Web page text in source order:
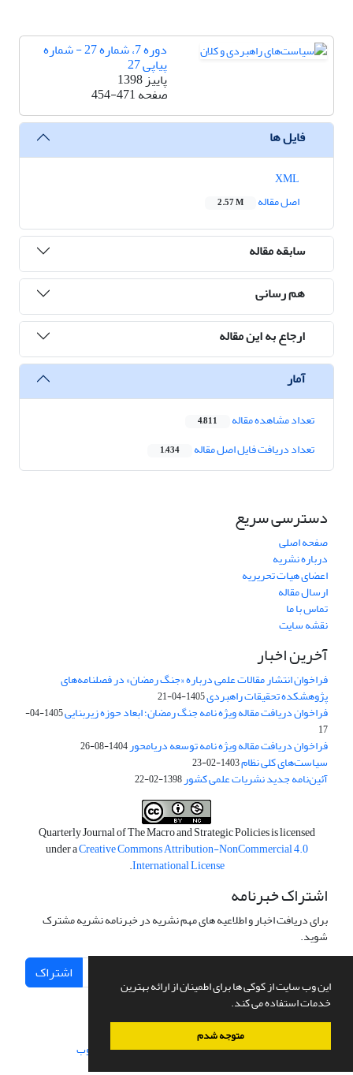
این وب سایت از کوکی ها برای اطمینان از ارائه بهترین
خدمات استفاده می کند.
متوجه شدم
دوره 7، شماره 27 - شماره
پیاپی 27
پاییز 1398
صفحه454-471
فایل ها
اصل مقاله
2.57 M
سابقه مقاله
هم رسانی
ارجاع به این مقاله
آمار
تعداد مشاهده مقاله 4,811
تعداد دریافت فایل اصل مقاله 1,434
دسترسی سریع
صفحه اصلی
درباره نشریه
اعضای هیات تحریریه
ارسال مقاله
تماس با ما
نقشه سایت
آخرین اخبار
فراخوان انتشار مقالات علمی درباره «جنگ رمضان» در فصلنامه‌های
پژوهشکده تحقیقات راهبردی1405-04-21
فراخوان دریافت مقاله ویژه نامه جنگ رمضان؛ ابعاد حوزه زیربنایی
1405-04-
17
فراخوان دریافت مقاله ویژه نامه توسعه دریامحور1404-08-26
سیاست‌های کلی نظام1403-02-23
آئین‌نامه جدید نشریات علمی کشور1398-02-22
Quarterly Journal of The Macro and Strategic Policies is licensed
under aCreative Commons Attribution-NonCommercial 4.0
International License
.
اشتراک خبرنامه
برای دریافت اخبار و اطلاعیه های مهم نشریه در خبرنامه نشریه مشترک
شوید.
اشتراک
سامانه مدیریت نشریات علمی.طراحی و پیاده سازی از سیناوب